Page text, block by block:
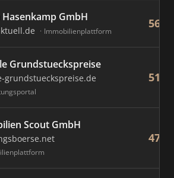
Hasenkamp GmbH
Immobilienplattform
56
Grundstueckspreise
grundstueckspreise.de 51
Scout GmbH
47